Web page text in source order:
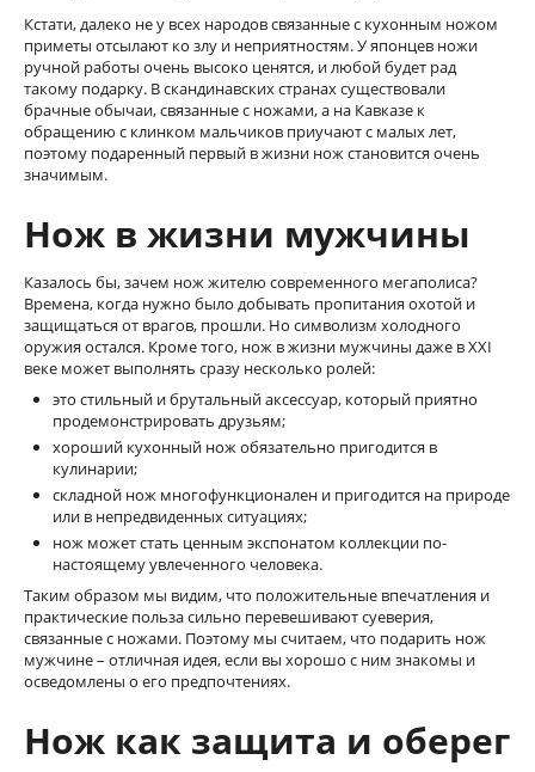
Кстати, далеко не у всех народов связанные с кухонным ножом
приметы отсылают ко злу и неприятностям. У японцев ножи
ручной работы очень высоко ценятся, и любой будет рад
такому подарку. В скандинавских странах существовали
брачные обычаи, связанные с ножами, а на Кавказе к
обращению с клинком мальчиков приучают с малых лет,
поэтому подаренный первый в жизни нож становится очень
значимым.
Нож в жизни мужчины
Казалось бы, зачем нож жителю современного мегаполиса?
Времена, когда нужно было добывать пропитания охотой и
защищаться от врагов, прошли. Но символизм холодного
оружия остался. Кроме того, нож в жизни мужчины даже в XXI
веке может выполнять сразу несколько ролей:
это стильный и брутальный аксессуар, который приятно
продемонстрировать друзьям;
хороший кухонный нож обязательно пригодится в
кулинарии;
складной нож многофункционален и пригодится на природе
или в непредвиденных ситуациях;
нож может стать ценным экспонатом коллекции по-
настоящему увлеченного человека.
Таким образом мы видим, что положительные впечатления и
практические польза сильно перевешивают суеверия,
связанные с ножами. Поэтому мы считаем, что подарить нож
мужчине – отличная идея, если вы хорошо с ним знакомы и
осведомлены о его предпочтениях.
Нож как защита и оберег